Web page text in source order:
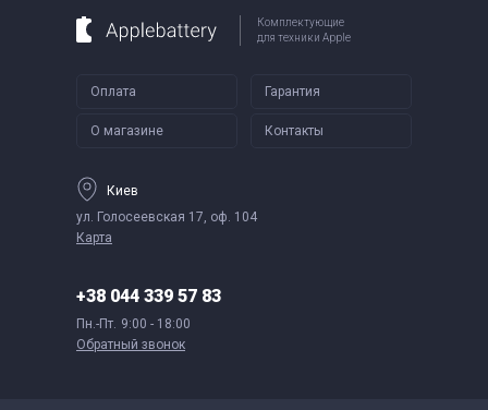
Комплектующие
для техники Apple
Оплата Гарантия
О магазине Контакты
Киев
ул. Голосеевская 17, оф. 104
Карта
+38 044 339 57 83
Пн.-Пт. 9:00 - 18:00
Обратный звонок